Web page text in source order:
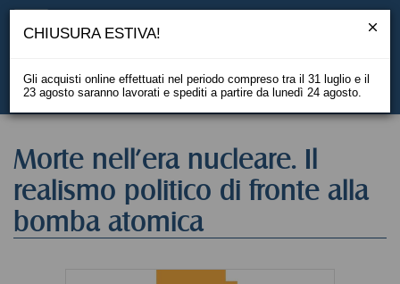
EN
Morte nell'era nucleare. Il
realismo politico di fronte alla
bomba atomica
CHIUSURA ESTIVA!
Gli acquisti online effettuati nel periodo compreso tra il 31 luglio e il
23 agosto saranno lavorati e spediti a partire da lunedì 24 agosto.